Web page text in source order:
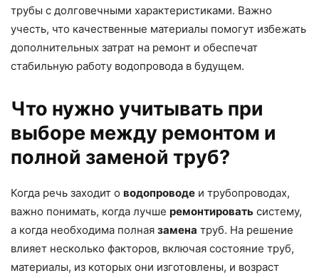
трубы с долговечными характеристиками. Важно
учесть, что качественные материалы помогут избежать
дополнительных затрат на ремонт и обеспечат
стабильную работу водопровода в будущем.
Что нужно учитывать при
выборе между ремонтом и
полной заменой труб?
Когда речь заходит о водопроводе и трубопроводах,
важно понимать, когда лучше ремонтировать систему,
а когда необходима полная замена труб. На решение
влияет несколько факторов, включая состояние труб,
материалы, из которых они изготовлены, и возраст